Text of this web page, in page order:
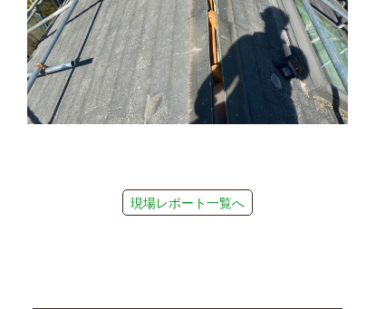
現場レポート一覧へ